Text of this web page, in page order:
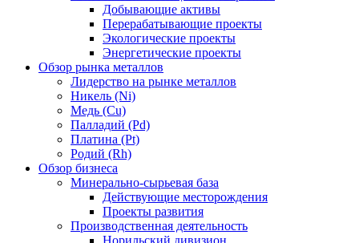
Добывающие активы
Перерабатывающие проекты
Экологические проекты
Энергетические проекты
Обзор рынка металлов
Лидерство на рынке металлов
Никель (Ni)
Медь (Cu)
Палладий (Pd)
Платина (Pt)
Родий (Rh)
Обзор бизнеса
Минерально-сырьевая база
Действующие месторождения
Проекты развития
Производственная деятельность
Норильский дивизион